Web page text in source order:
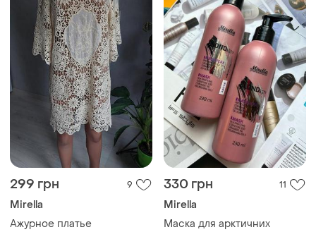
299 грн 9
Mirella
Ажурное платье
330 грн 11
Mirella
Маска для арктичних